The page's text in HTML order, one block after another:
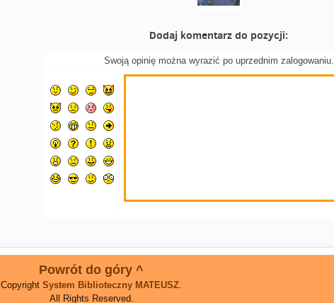
Dodaj komentarz do pozycji:
Swoją opinię można wyrazić po uprzednim zalogowaniu.
Powrót do góry ^
Copyright System Biblioteczny MATEUSZ.
All Rights Reserved.